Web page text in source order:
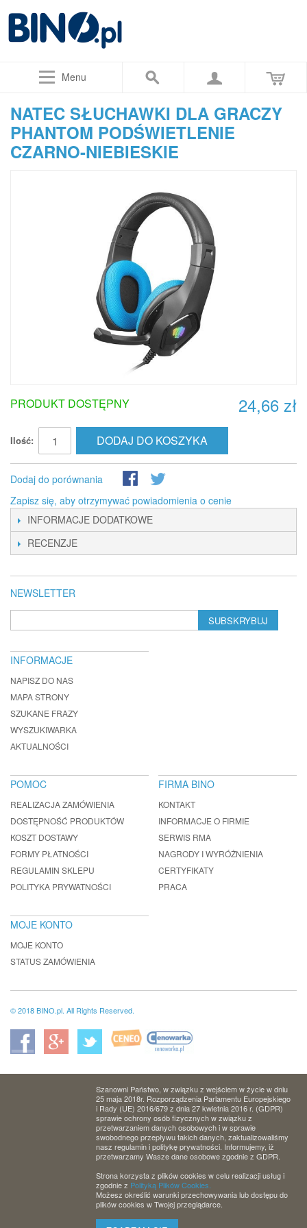
Menu
NATEC SŁUCHAWKI DLA GRACZY
PHANTOM PODŚWIETLENIE
CZARNO-NIEBIESKIE
24,66 zł
PRODUKT DOSTĘPNY
Ilość: DODAJ DO KOSZYKA
Dodaj do porównania
Zapisz się, aby otrzymywać powiadomienia o cenie
INFORMACJE DODATKOWE
RECENZJE
NEWSLETTER
SUBSKRYBUJ
INFORMACJE
NAPISZ DO NAS
MAPA STRONY
SZUKANE FRAZY
WYSZUKIWARKA
AKTUALNOŚCI
POMOC
REALIZACJA ZAMÓWIENIA
DOSTĘPNOŚĆ PRODUKTÓW
KOSZT DOSTAWY
FORMY PŁATNOŚCI
REGULAMIN SKLEPU
POLITYKA PRYWATNOŚCI
FIRMA BINO
KONTAKT
INFORMACJE O FIRMIE
SERWIS RMA
NAGRODY I WYRÓŻNIENIA
CERTYFIKATY
PRACA
MOJE KONTO
MOJE KONTO
STATUS ZAMÓWIENIA
© 2018 BINO.pl. All Rights Reserved.
Szanowni Państwo, w związku z wejściem w życie w dniu
25 maja 2018r. Rozporządzenia Parlamentu Europejskiego
i Rady (UE) 2016/679 z dnia 27 kwietnia 2016 r. (GDPR)
sprawie ochrony osób fizycznych w związku z
przetwarzaniem danych osobowych i w sprawie
swobodnego przepływu takich danych, zaktualizowaliśmy
nasz regulamin i politykę prywatności. Informujemy, iż
przetwarzamy Wasze dane osobowe zgodnie z GDPR.
Strona korzysta z plików cookies w celu realizacji usług i
zgodnie z Polityką Plików Cookies.
Możesz określić warunki przechowywania lub dostępu do
plików cookies w Twojej przeglądarce.